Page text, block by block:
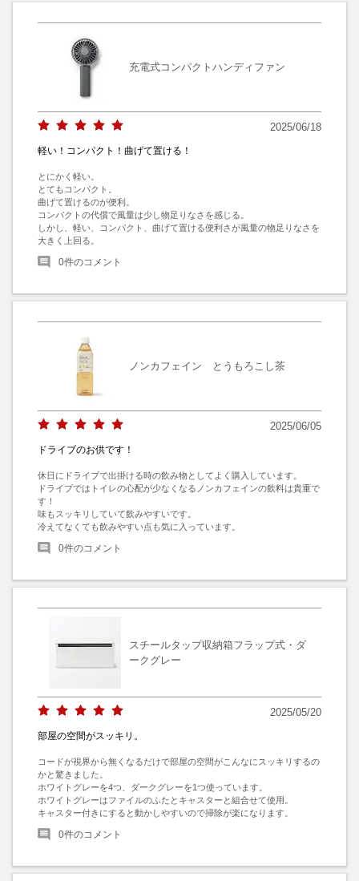
充電式コンパクトハンディファン
2025/06/18
軽い！コンパクト！曲げて置ける！
とにかく軽い。
とてもコンパクト。
曲げて置けるのが便利。
コンパクトの代償で風量は少し物足りなさを感じる。
しかし、軽い、コンパクト、曲げて置ける便利さが風量の物足りなさを
大きく上回る。
0件のコメント
ノンカフェイン とうもろこし茶
2025/06/05
ドライブのお供です！
休日にドライブで出掛ける時の飲み物としてよく購入しています。
ドライブではトイレの心配が少なくなるノンカフェインの飲料は貴重で
す！
味もスッキリしていて飲みやすいです。
冷えてなくても飲みやすい点も気に入っています。
0件のコメント
スチールタップ収納箱フラップ式・ダ
ークグレー
2025/05/20
部屋の空間がスッキリ。
コードが視界から無くなるだけで部屋の空間がこんなにスッキリするの
かと驚きました。
ホワイトグレーを4つ、ダークグレーを1つ使っています。
ホワイトグレーはファイルのふたとキャスターと組合せて使用。
キャスター付きにすると動かしやすいので掃除が楽になります。
0件のコメント